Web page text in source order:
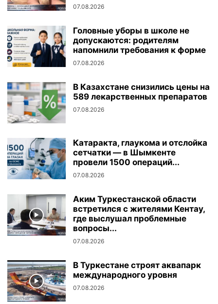
07.08.2026
Головные уборы в школе не
допускаются: родителям
напомнили требования к форме
07.08.2026
В Казахстане снизились цены на
589 лекарственных препаратов
07.08.2026
Катаракта, глаукома и отслойка
сетчатки — в Шымкенте
провели 1500 операций...
07.08.2026
Аким Туркестанской области
встретился с жителями Кентау,
где выслушал проблемные
вопросы...
07.08.2026
В Туркестане строят аквапарк
международного уровня
07.08.2026